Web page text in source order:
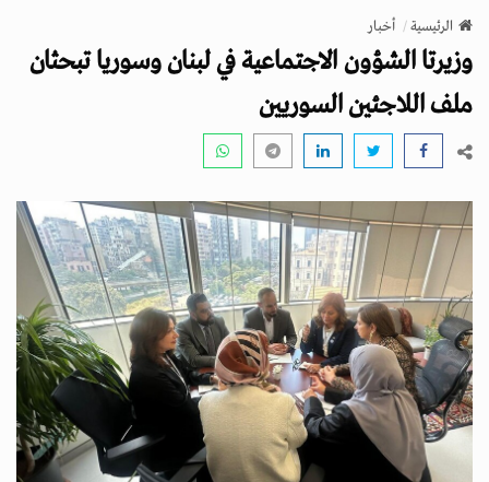
v
g
a
n
الرئيسية أخبار
وزيرتا الشؤون الاجتماعية في لبنان وسوريا تبحثان
ملف اللاجئين السوريين